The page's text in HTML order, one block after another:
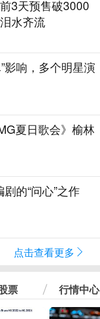
3天预售破3000
水齐流
影响，多个明星演
夏日歌会》榆林
的“问心”之作
点击查看更多
票 行情中心